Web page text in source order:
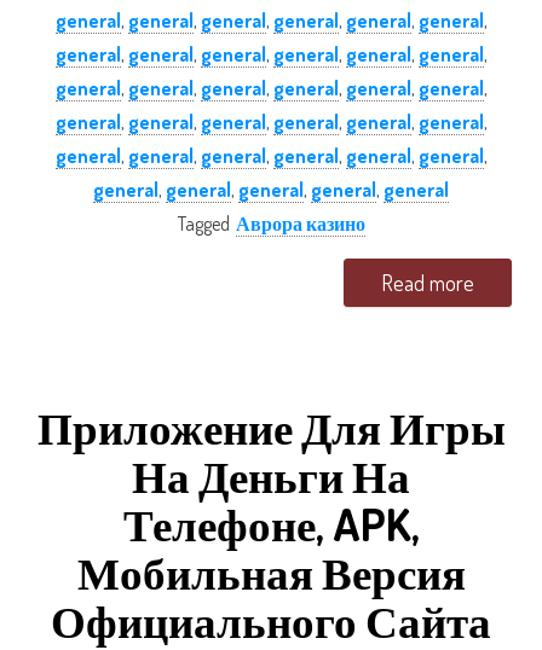
general, general, general, general, general, general,
general, general, general, general, general, general,
general, general, general, general, general, general,
general, general, general, general, general, general,
general, general, general, general, general, general,
general, general, general, general, general
Tagged Аврора казино
Read more
Приложение Для Игры
На Деньги На
Телефоне, APK,
Мобильная Версия
Официального Сайта